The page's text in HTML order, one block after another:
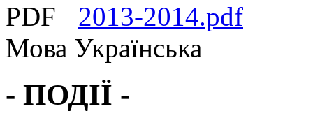
2013-2014.pdf
Мова Українська
- ПОДІЇ -